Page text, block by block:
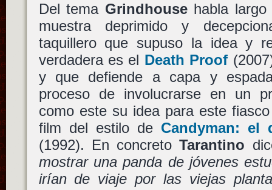
Del tema Grindhousehabla largo
muestra deprimido y
taquillero que supuso la idea y
verdadera es el Death Proof
y que defiende a capa y
proceso de involucrarse en un
como este su idea para este
film del estilo de Candyman: el
(1992). En concretoTarantino
mostrar una panda de jóvenes
irían de viaje por las viejas